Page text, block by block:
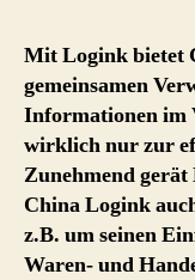
Mit Logink bietet
gemeinsamen
Informationen im
wirklich nur zur
Zunehmend
China Logink
z.B. um seinen
Waren- und